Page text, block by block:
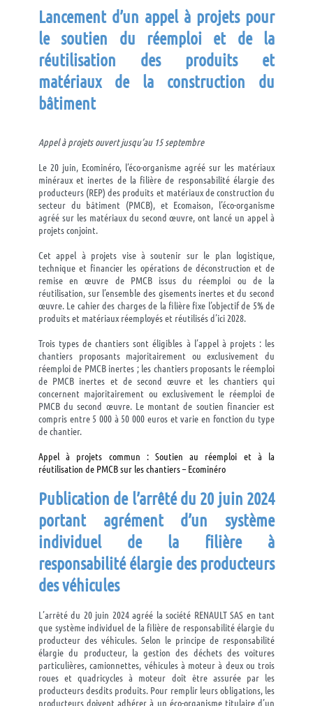
Lancement d’un appel à projetspour
lesoutien du réemploi et de la
réutilisation des produits et
matériaux de la construction du
bâtiment
Appel à projetsouvert jusqu’au 15 septembre
Le 20 juin, Ecominéro, l’éco-organisme agréé sur les matériaux
minéraux et inertes de la filière de responsabilité élargie des
producteurs (REP) des produits et matériaux de construction du
secteur du bâtiment (PMCB), et Ecomaison, l’éco-organisme
agréé sur les matériaux du second œuvre, ont lancé un appel à
projets conjoint.
Cet appel à projets vise à soutenir sur le plan logistique,
technique et financier les opérations de déconstruction et de
remise en œuvre de PMCB issus du réemploi ou de la
réutilisation, sur l’ensemble des gisements inertes et du second
œuvre. Le cahier des charges de la filière fixe l’objectif de 5% de
produits et matériaux réemployés et réutilisés d’ici 2028.
Trois types de chantiers sont éligibles à l’appel à projets : les
chantiers proposants majoritairement ou exclusivement du
réemploi de PMCB inertes ; les chantiers proposants le réemploi
de PMCB inertes et de second œuvre et les chantiers qui
concernent majoritairement ou exclusivement le réemploi de
PMCB du second œuvre. Le montant de soutien financier est
compris entre 5 000 à 50 000 euros et varie en fonction du type
de chantier.
Appel à projets commun : Soutien au réemploi et à la
réutilisation de PMCB sur les chantiers – Ecominéro
Publication de l’arrêté du 20 juin 2024
portant agrément d’un système
individuel de la filière à
responsabilité élargie des producteurs
des véhicules
L’arrêté du 20 juin 2024 agréé la société RENAULT SAS en tant
que système individuel de la filière de responsabilité élargie du
producteur des véhicules. Selon le principe de responsabilité
élargie du producteur, la gestion des déchets des voitures
particulières, camionnettes, véhicules à moteur à deux ou trois
roues et quadricycles à moteur doit être assurée par les
producteurs desdits produits. Pour remplir leurs obligations, les
producteurs doivent adhérer à un éco-organisme titulaire d’un